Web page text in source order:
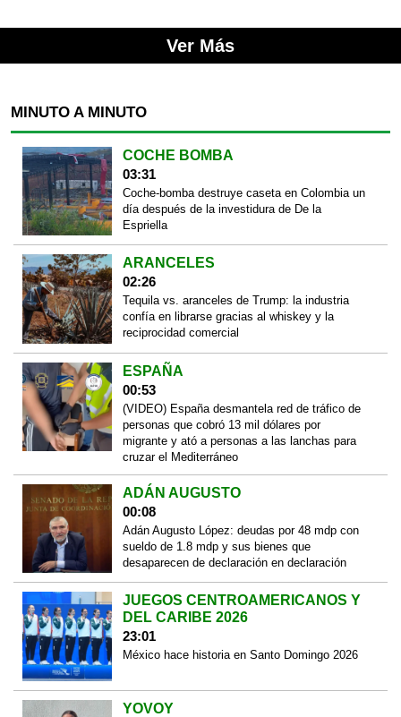
Ver Más
MINUTO A MINUTO
COCHE BOMBA
03:31
Coche-bomba destruye caseta en Colombia un
día después de la investidura de De la
Espriella
ARANCELES
02:26
Tequila vs. aranceles de Trump: la industria
confía en librarse gracias al whiskey y la
reciprocidad comercial
ESPAÑA
00:53
(VIDEO) España desmantela red de tráfico de
personas que cobró 13 mil dólares por
migrante y ató a personas a las lanchas para
cruzar el Mediterráneo
ADÁN AUGUSTO
00:08
Adán Augusto López: deudas por 48 mdp con
sueldo de 1.8 mdp y sus bienes que
desaparecen de declaración en declaración
JUEGOS CENTROAMERICANOS Y
DEL CARIBE 2026
23:01
México hace historia en Santo Domingo 2026
YOVOY